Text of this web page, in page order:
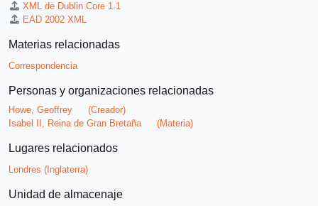
XML de Dublin Core 1.1
EAD 2002 XML
Materias relacionadas
Correspondencia
Personas y organizaciones relacionadas
Howe, Geoffrey
(Creador)
Isabel II, Reina de Gran Bretaña
(Materia)
Lugares relacionados
Londres (Inglaterra)
Unidad de almacenaje